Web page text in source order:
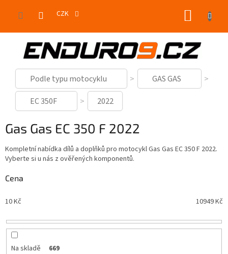
CZK
Podle typu motocyklu
GAS GAS
EC 350F
2022
Gas Gas EC 350 F 2022
Kompletní nabídka dílů a doplňků pro motocykl Gas Gas EC 350 F 2022.
Vyberte si u nás z ověřených komponentů.
Cena
10Kč 10949Kč
Na skladě 669